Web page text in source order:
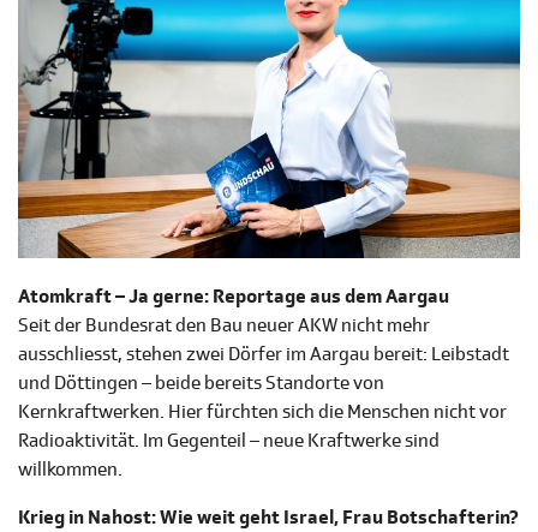
Atomkraft – Ja gerne: Reportage aus dem Aargau
Seit der Bundesrat den Bau neuer AKW nicht mehr
ausschliesst, stehen zwei Dörfer im Aargau bereit: Leibstadt
und Döttingen – beide bereits Standorte von
Kernkraftwerken. Hier fürchten sich die Menschen nicht vor
Radioaktivität. Im Gegenteil – neue Kraftwerke sind
willkommen.
Krieg in Nahost: Wie weit geht Israel, Frau Botschafterin?